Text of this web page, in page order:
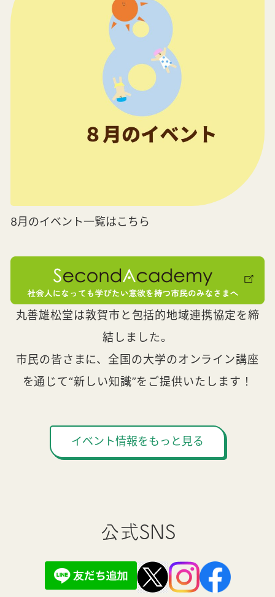
8月のイベント一覧はこちら
丸善雄松堂は敦賀市と包括的地域連携協定を締
結しました。
市民の皆さまに、全国の大学のオンライン講座
を通じて“新しい知識”をご提供いたします！
イベント情報をもっと見る
公式SNS